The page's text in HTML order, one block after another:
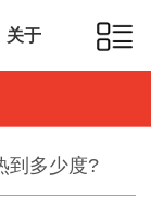
关于
到多少度?